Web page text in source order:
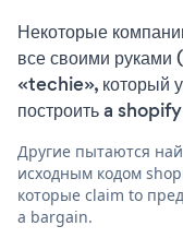
Некоторые
все своими
«techie», который
построить a
Другие пытаются
исходным кодом
которые claim to
a bargain.